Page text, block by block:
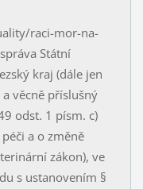
raci-mor-na-
Státní
kraj (dále jen
a věcně příslušný
odst. 1 písm. c)
a o změně
zákon), ve
s ustanovením §